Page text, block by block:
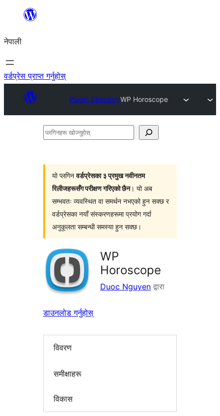
सामग्रीमा
नेपाली
वर्डप्रेस प्राप्त गर्नुहोस्
Plugin DirectoryWP Horoscope
प्लगिनहरू
यो प्लगिनवर्डप्रेसका ३ प्रमुख नवीनतम
रिलीजहरूसँग परीक्षण गरिएको छैन। यो अब
सम्भवतः व्यवस्थित वा समर्थन नभएको हुन सक्छ र
वर्डप्रेसका नयाँ संस्करणहरूमा प्रयोग गर्दा
अनुकूलता सम्बन्धी समस्या हुन सक्छ।
WP
Horoscope
Duoc Nguyen द्वारा
डाउनलोड गर्नुहोस्
विवरण
समीक्षाहरू
विकास